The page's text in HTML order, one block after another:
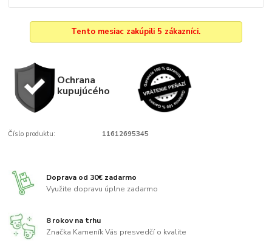
Tento mesiac zakúpili 5 zákazníci.
Ochrana
kupujúcého
Číslo produktu: 11612695345
Doprava od 30€ zadarmo
Využite dopravu úplne zadarmo
8 rokov na trhu
Značka Kameník Vás presvedčí o kvalite